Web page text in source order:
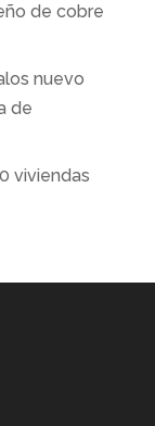
de cobre
nuevo
de
viviendas